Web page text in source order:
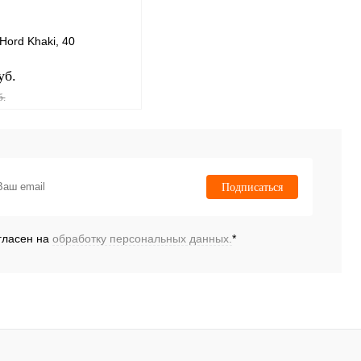
Khaki, 40
в 1 клик Подписаться
на обработку персональных данных. *